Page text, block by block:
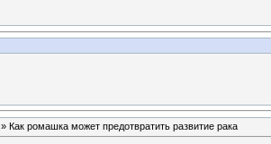
» Как ромашка может предотвратить развитие рака